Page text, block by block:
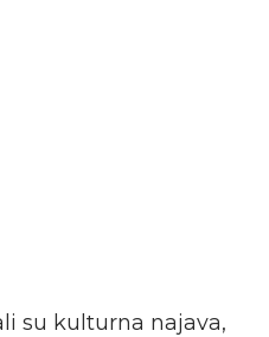
su kulturna najava,